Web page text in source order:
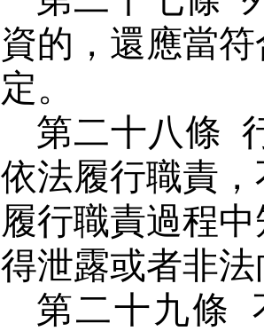
資的，還應當
定。
第二十八條
依法履行職責
履行職責過程
得泄露或者非
第二十九條